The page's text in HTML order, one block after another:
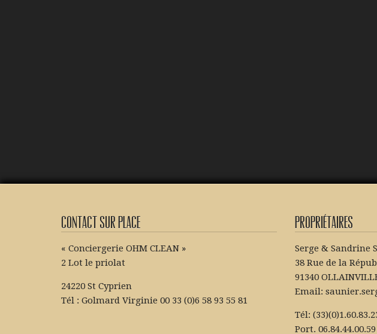
Contact sur place
« Conciergerie OHM CLEAN »
2 Lot le priolat
24220 St Cyprien
Tél : Golmard Virginie 00 33 (0)6 58 93 55 81
Propriétaires
Serge & Sandrine
38 Rue de la
91340
Email:
Tél:
Port. 06.84.44.00.59